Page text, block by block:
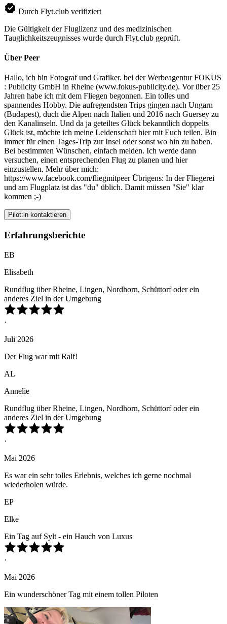
Durch Flyt.club verifiziert
Die Gültigkeit der Fluglizenz und des medizinischen
Tauglichkeitszeugnisses wurde durch Flyt.club geprüft.
Über Peer
Hallo, ich bin Fotograf und Grafiker. bei der Werbeagentur FOKUS
: Publicity GmbH in Rheine (www.fokus-publicity.de). Vor über 25
Jahren habe ich mit dem Fliegen begonnen. Ein tolles und
spannendes Hobby. Die aufregendsten Trips gingen nach Ungarn
(Budapest), duch die Alpen nach Italien und 2016 nach Guersey zu
den Kanalinseln. Und da ja geteiltes Glück bekanntlich doppelts
Glück ist, möchte ich meine Leidenschaft hier mit Euch teilen. Bin
immer für einen Tages-Trip zur Insel oder sonst wo hin zu haben.
Bei bestimmten Wünschen, einfach melden. Ich werde dann
versuchen, einen entsprechenden Flug zu planen und hier
einzustellen. Mehr über mich:
https://www.facebook.com/fliegmitpeer Übrigens: In der Fliegerei
und am Flugplatz ist das "du" üblich. Damit müssen "Sie" klar
kommen ;-)
Pilot:in kontaktieren
Erfahrungsberichte
EB
Elisabeth
Rundflug über Rheine, Lingen, Nordhorn, Schüttorf oder ein
anderes Ziel in der Umgebung
·
Juli 2026
Der Flug war mit Ralf!
AL
Annelie
Rundflug über Rheine, Lingen, Nordhorn, Schüttorf oder ein
anderes Ziel in der Umgebung
·
Mai 2026
Es war ein sehr tolles Erlebnis, welches ich gerne nochmal
wiederholen würde.
EP
Elke
Ein Tag auf Sylt - ein Hauch von Luxus
·
Mai 2026
Ein wunderschöner Tag mit einem tollen Piloten